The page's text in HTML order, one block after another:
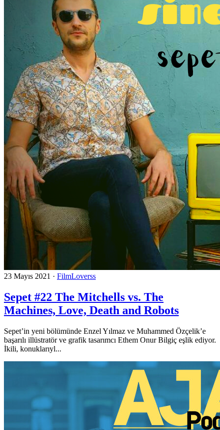
23 Mayıs 2021 · FilmLoverss
Sepet #22 The Mitchells vs. The
Machines, Love, Death and Robots
Sepet’in yeni bölümünde Enzel Yılmaz ve Muhammed Özçelik’e
başarılı illüstratör ve grafik tasarımcı Ethem Onur Bilgiç eşlik ediyor.
İkili, konuklarıyl...